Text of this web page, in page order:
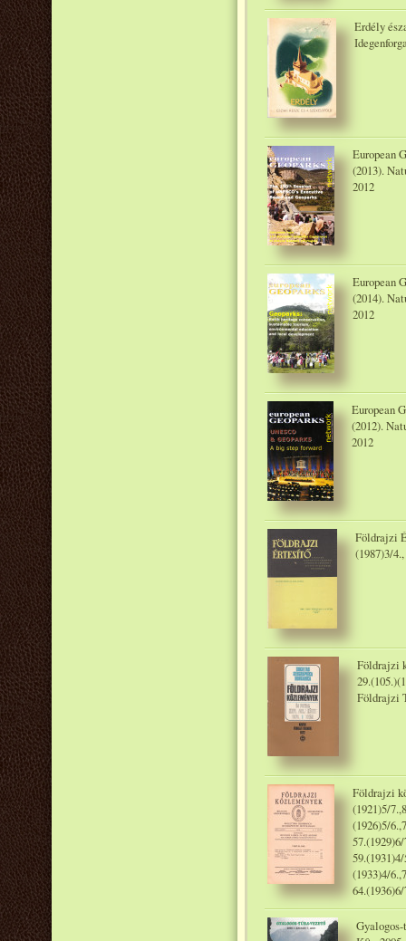
Erdély
European
(2013).
2012
European
(2014).
2012
European
(2012).
2012
Földrajzi
(1987)3/
Földrajzi
Földrajzi
Földrajzi
(1921)5/
(1926)5/
(1933)4/